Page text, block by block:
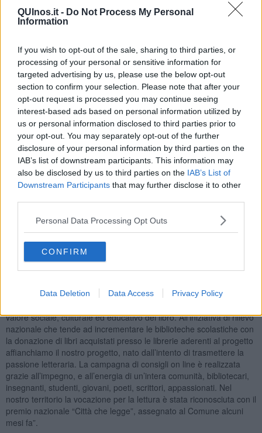
QUInos.it - Do Not Process My Personal
Information
If you wish to opt-out of the sale, sharing to third parties, or
processing of your personal or sensitive information for
targeted advertising by us, please use the below opt-out
section to confirm your selection. Please note that after your
opt-out request is processed you may continue seeing
interest-based ads based on personal information utilized by
us or personal information disclosed to third parties prior to
your opt-out. You may separately opt-out of the further
disclosure of your personal information by third parties on the
IAB’s list of downstream participants. This information may
also be disclosed by us to third parties on the IAB’s List of
Downstream Participants that may further disclose it to other
Personal Data Processing Opt Outs
CONFIRM
Data Deletion Data Access Privacy Policy
nazionale che promuove la lettura con l’obiettivo di arricchireil
patrimonio libraio delle biblioteche scolastiche
Libri da leggere. A ciascuno il suo ” è la settimana di consigli
virtuali avendo a disposizione un patrimonio di circa 40mila
documenti conservati nelle biblioteche comunali “Alda Merini” di
Barberino Val d’Elsa ed “Ernesto Balducci” di Tavarnelle Val di
Pesa.
L’iniziativa si avvale della collaborazione dei lettori dei quattro
Circoli di lettura presenti nel territorio: Colibrì Centro Giovani, la
sezione soci Coop, la Misericordia di Barberino Tavarnelle, il
Gruppo volontari Nati per Leggere di Barberino Tavarnelle. I lettori
che fanno parte dei circoli interverranno con un contributo video di
illustrare il libro preferito e consigliarne la lettura, spiegando il
perché della scelta. I contributi saranno trasmessi nel corso della
settimana, uno al giorno, fino a domenica 29 Novembre sui canali
social istituzionali. L’iniziativa è identificabile con l’hashtag:
#questiliaveteletti?
“Nell’era in cui il tempo dedicato alla lettura si riduce sensibilmente,
e sintetizza ogni tipo di informazione - ha detto l’assessore alla
valore sociale, culturale ed educativo del libro. All’iniziativa di rilievo
nazionale che tende ad incrementare le biblioteche scolastiche con
la donazione di libri acquistati presso le librerie aderenti al progetto
affianchiamo il nostro progetto, nato dall’intento di trasmettere la
passione letteraria. La campagna di consigli on line è realizzata
grazie all’impegno, e all’energia di un’intera comunità, bibliotecari,
insegnanti, studenti, giovani, poeti, scrittori, appassionati. Nel
nostro territorio la vocazione per la lettura è stata riconosciuta con il
premio nazionale “Città che legge”, assegnato al Comune alcuni
mesi fa”.